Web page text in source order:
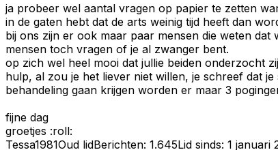
ja probeer wel aantal vragen op papier te zetten
in de gaten hebt dat de arts weinig tijd heeft dan
bij ons zijn er ook maar paar mensen die weten
mensen toch vragen of je al zwanger bent.
op zich wel heel mooi dat jullie beiden onderzocht
hulp, al zou je het liever niet willen, je schreef dat
behandeling gaan krijgen worden er maar 3
fijne dag
groetjes :roll:
Tessa1981Oud lidBerichten: 1.645Lid sinds: 1 januari